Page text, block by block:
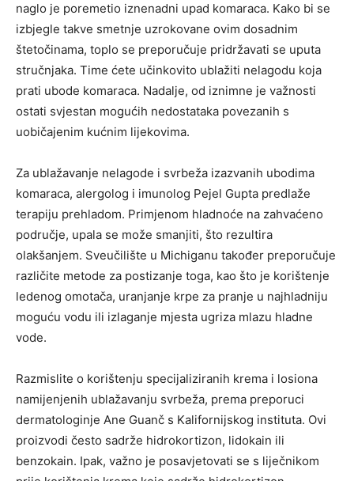
naglo je poremetio iznenadni upad komaraca. Kako bi se
izbjegle takve smetnje uzrokovane ovim dosadnim
štetočinama, toplo se preporučuje pridržavati se uputa
stručnjaka. Time ćete učinkovito ublažiti nelagodu koja
prati ubode komaraca. Nadalje, od iznimne je važnosti
ostati svjestan mogućih nedostataka povezanih s
uobičajenim kućnim lijekovima.
Za ublažavanje nelagode i svrbeža izazvanih ubodima
komaraca, alergolog i imunolog Pejel Gupta predlaže
terapiju prehladom. Primjenom hladnoće na zahvaćeno
područje, upala se može smanjiti, što rezultira
olakšanjem. Sveučilište u Michiganu također preporučuje
različite metode za postizanje toga, kao što je korištenje
ledenog omotača, uranjanje krpe za pranje u najhladniju
moguću vodu ili izlaganje mjesta ugriza mlazu hladne
vode.
Razmislite o korištenju specijaliziranih krema i losiona
namijenjenih ublažavanju svrbeža, prema preporuci
dermatologinje Ane Guanč s Kalifornijskog instituta. Ovi
proizvodi često sadrže hidrokortizon, lidokain ili
benzokain. Ipak, važno je posavjetovati se s liječnikom